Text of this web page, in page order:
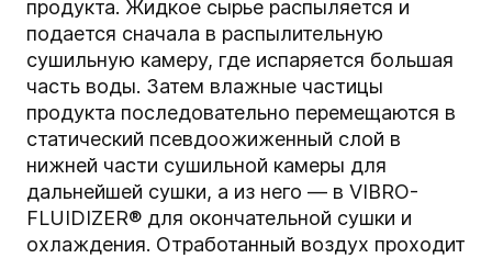
продукта. Жидкое сырье распыляется и
подается сначала в распылительную
сушильную камеру, где испаряется большая
часть воды. Затем влажные частицы
продукта последовательно перемещаются в
статический псевдоожиженный слой в
нижней части сушильной камеры для
дальнейшей сушки, а из него — в VIBRO-
FLUIDIZER® для окончательной сушки и
охлаждения. Отработанный воздух проходит